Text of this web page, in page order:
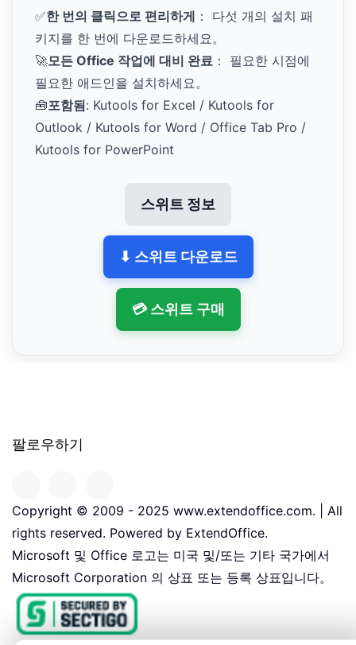
✅한 번의 클릭으로 편리하게 ： 다섯 개의 설치 패
키지를 한 번에 다운로드하세요。
🚀모든 Office 작업에 대비 완료 ： 필요한 시점에
필요한 애드인을 설치하세요。
🧰포함됨: Kutools for Excel / Kutools for
Outlook / Kutools for Word / Office Tab Pro /
Kutools for PowerPoint
스위트 정보
⬇ 스위트 다운로드
💳 스위트 구매
팔로우하기
Copyright © 2009 - 2025 www.extendoffice.com. | All
rights reserved. Powered by ExtendOffice.
Microsoft 및 Office 로고는 미국 및/또는 기타 국가에서
Microsoft Corporation 의 상표 또는 등록 상표입니다。